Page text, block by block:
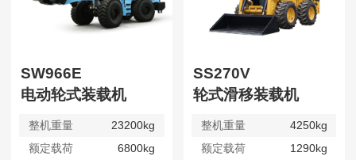
SW966E
电动轮式装载机
整机重量
23200kg
额定载荷
6800kg
SS270V
轮式滑移装载机
整机重量
4250kg
额定载荷
1290kg